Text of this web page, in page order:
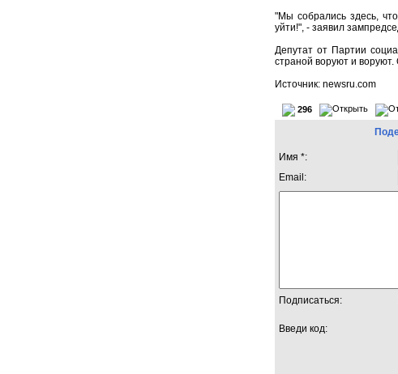
"Мы собрались здесь,
уйти!", - заявил
Депутат от Партии
страной воруют и
Источник: newsru.com
296
Имя *:
Email:
Подписаться:
Введи код: